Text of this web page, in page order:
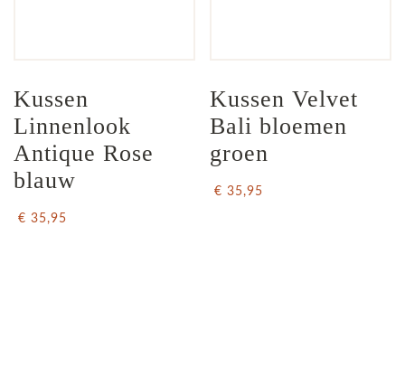
Kussen
Linnenlook
Antique Rose
blauw
€ 35,95
Kussen Velvet
Bali bloemen
groen
€ 35,95